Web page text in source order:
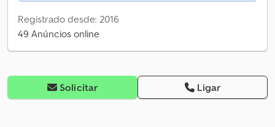
Registrado desde: 2016
49 Anúncios online
Solicitar Ligar